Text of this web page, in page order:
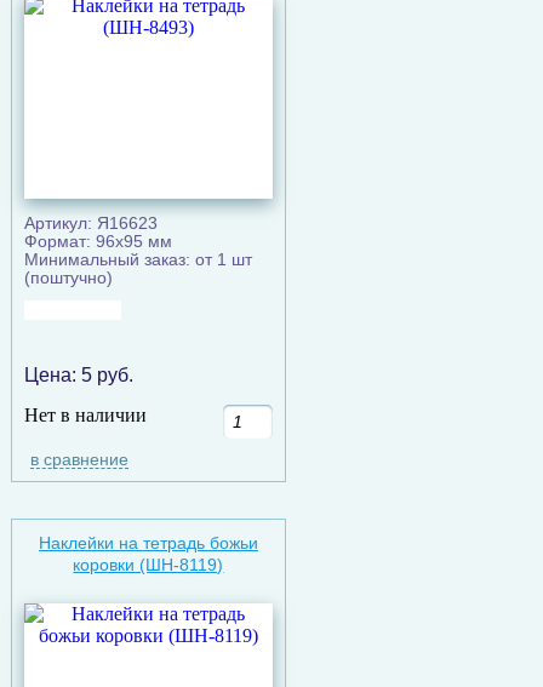
Артикул: Я16623
Формат: 96х95 мм
Минимальный заказ: от 1 шт
(поштучно)
Цена: 5руб.
Нет в наличии
в сравнение
Наклейки на тетрадь божьи
коровки (ШН-8119)